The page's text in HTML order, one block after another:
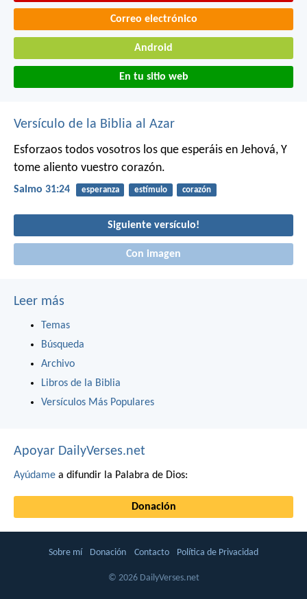
Correo electrónico
Android
En tu sitio web
Versículo de la Biblia al Azar
Esforzaos todos vosotros los que esperáis en Jehová, Y
tome aliento vuestro corazón.
Salmo 31:24 esperanza estímulo corazón
Siguiente versículo!
Con imagen
Leer más
Temas
Búsqueda
Archivo
Libros de la Biblia
Versículos Más Populares
Apoyar DailyVerses.net
Ayúdame a difundir la Palabra de Dios:
Donación
Sobre mí Donación Contacto Política de Privacidad
© 2026 DailyVerses.net